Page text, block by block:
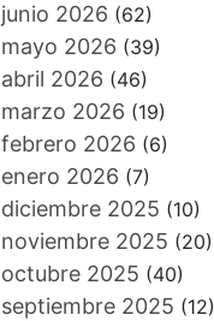
junio 2026 (62)
mayo 2026 (39)
abril 2026 (46)
marzo 2026 (19)
febrero 2026 (6)
enero 2026 (7)
diciembre 2025 (10)
noviembre 2025 (20)
octubre 2025 (40)
septiembre 2025 (12)